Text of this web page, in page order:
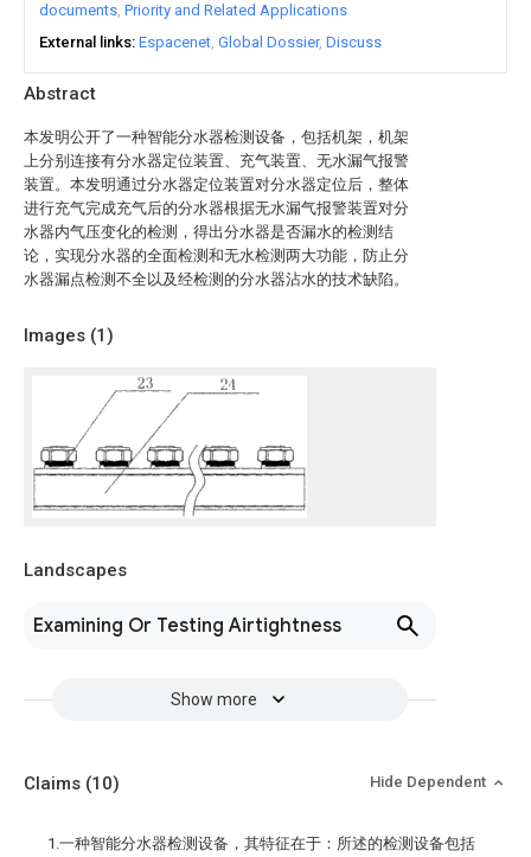
Abstract
本发明公开了一种智能分水器检测设备，包括机架，机架
上分别连接有分水器定位装置、充气装置、无水漏气报警
装置。本发明通过分水器定位装置对分水器定位后，整体
进行充气完成充气后的分水器根据无水漏气报警装置对分
水器内气压变化的检测，得出分水器是否漏水的检测结
论，实现分水器的全面检测和无水检测两大功能，防止分
水器漏点检测不全以及经检测的分水器沾水的技术缺陷。
Images (1)
Landscapes
Examining Or Testing Airtightness
Show more
documents Priority and Related Applications
External links Espacenet Global Dossier Discuss
Claims (10) Hide Dependent
1.一种智能分水器检测设备，其特征在于：所述的检测设备包括